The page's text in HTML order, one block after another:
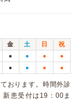
金 土 日
祝
● ● ● ●
● ● ● ●
おります。時間外診
患受付は19：00ま